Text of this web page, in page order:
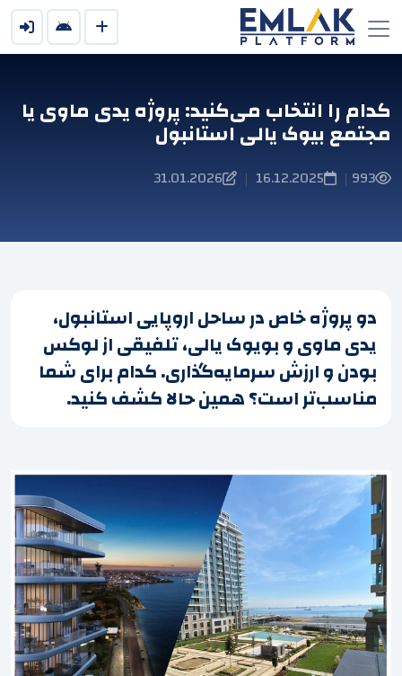
کدام را انتخاب می‌کنید: پروژه یدی ماوی یا
مجتمع بیوک یالی استانبول
993
|
16.12.2025
|
31.01.2026
دو پروژه خاص در ساحل اروپایی استانبول،
یدی ماوی و بویوک یالی، تلفیقی از لوکس
بودن و ارزش سرمایه‌گذاری. کدام برای شما
مناسب‌تر است؟ همین حالا کشف کنید.